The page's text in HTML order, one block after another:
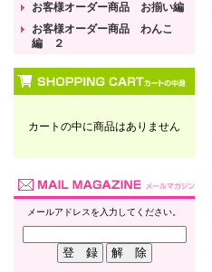
お客様オーダー商品 お揃い編
お客様オーダー商品 わんこ
編 ２
カートの中に商品はありません
メールアドレスを入力してください。